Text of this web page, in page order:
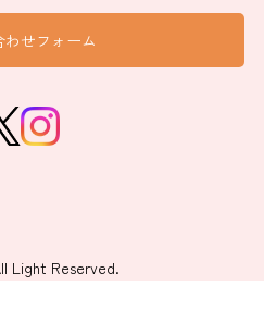
わせフォーム
Light Reserved.